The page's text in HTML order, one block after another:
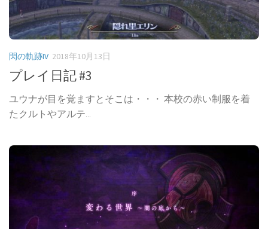
閃の軌跡IV 2018年10月13日
プレイ日記 #3
ユウナが目を覚ますとそこは・・・ 本校の赤い制服を着
たクルトやアルテ...